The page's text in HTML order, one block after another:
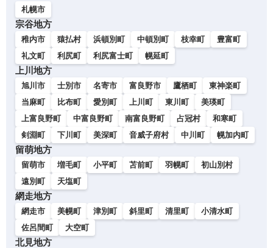
札幌市
宗谷地方
稚内市 猿払村 浜頓別町 中頓別町 枝幸町
豊富町
礼文町
利尻町 利尻富士町 幌延町
上川地方
旭川市 士別市 名寄市 富良野市 鷹栖町
東神楽町
当麻町
比布町 愛別町 上川町 東川町
美瑛町
上富良野町
中富良野町 南富良野町 占冠村
和寒町
剣淵町
下川町 美深町 音威子府村 中川町 幌加内町
留萌地方
留萌市 増毛町 小平町 苫前町 羽幌町
初山別村
遠別町
天塩町
網走地方
網走市 美幌町 津別町 斜里町 清里町
小清水町
佐呂間町
大空町
北見地方